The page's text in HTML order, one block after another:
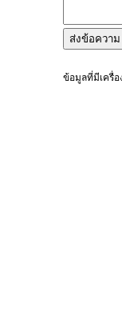
ข้อมูลที่มีเครื่อ